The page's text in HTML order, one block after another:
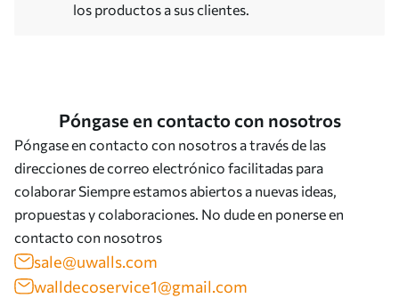
los productos a sus clientes.
Póngase en contacto con nosotros
Póngase en contacto con nosotros a través de las
direcciones de correo electrónico facilitadas para
colaborar Siempre estamos abiertos a nuevas ideas,
propuestas y colaboraciones. No dude en ponerse en
contacto con nosotros
sale@uwalls.com
walldecoservice1@gmail.com